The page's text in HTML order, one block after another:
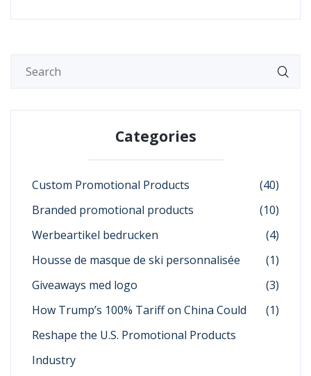
Categories
Custom Promotional Products
(40)
Branded promotional products
(10)
Werbeartikel bedrucken
(4)
Housse de masque de ski personnalisée
(1)
Giveaways med logo
(3)
How Trump’s 100% Tariff on China Could
Reshape the U.S. Promotional Products
Industry
(1)